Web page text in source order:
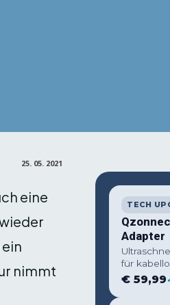
25. 05. 2021
eine
nimmt
TECH
Adapter
für
€ 59,99